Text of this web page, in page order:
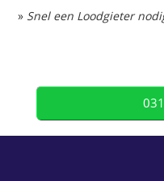
» Snel een Loodgieter